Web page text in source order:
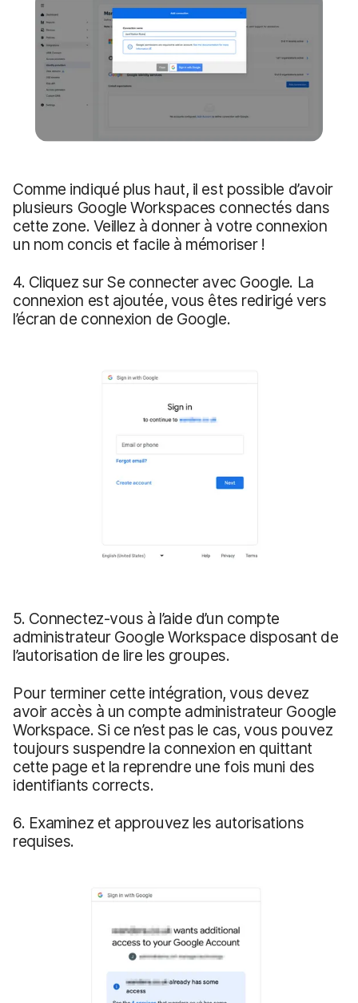
Comme indiqué plus haut, il est possible d’avoir
plusieurs Google Workspaces connectés dans
cette zone. Veillez à donner à votre connexion
un nom concis et facile à mémoriser !
4. Cliquez sur Se connecter avec Google. La
connexion est ajoutée, vous êtes redirigé vers
l’écran de connexion de Google.
5. Connectez-vous à l’aide d’un compte
administrateur Google Workspace disposant de
l’autorisation de lire les groupes.
Pour terminer cette intégration, vous devez
avoir accès à un compte administrateur Google
Workspace. Si ce n’est pas le cas, vous pouvez
toujours suspendre la connexion en quittant
cette page et la reprendre une fois muni des
identifiants corrects.
6. Examinez et approuvez les autorisations
requises.